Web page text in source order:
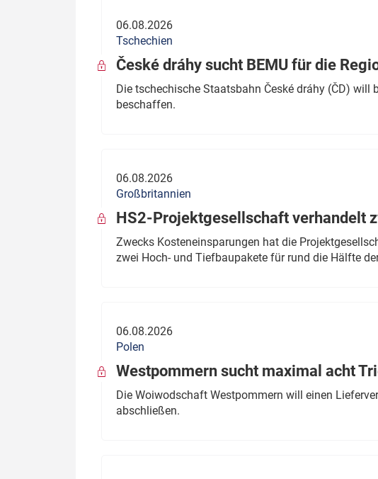
06.08.2026
Tschechien
České dráhy sucht BEMU für die
Die tschechische Staatsbahn České dráhy (ČD)
beschaffen.
06.08.2026
Großbritannien
HS2-Projektgesellschaft verhandelt
Zwecks Kosteneinsparungen hat die
zwei Hoch- und Tiefbaupakete für rund die Hälfte
06.08.2026
Polen
Westpommern sucht maximal acht
Die Woiwodschaft Westpommern will einen
abschließen.